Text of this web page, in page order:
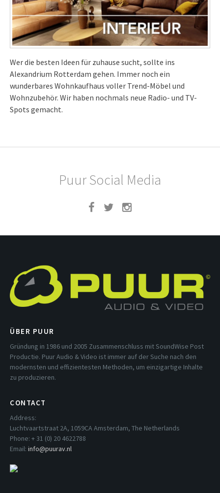
Wer die besten Ideen für zuhause sucht, sollte ins
Alexandrium Rotterdam gehen. Immer noch ein
wunderbares Wohnkaufhaus voller Trend-Möbel und
Wohnzubehör. Wir haben nochmals neue Radio- und TV-
Spots gemacht.
Puur Social Media
ÜBER PUUR
Gründung in 1986 und 2005 Zusammenschluss mit SoundWise Post
Productie. Puur Audio & Video ist immer auf der Suche nach den
modernsten und effizientesten Methoden, um einzigartige Inhalte
zu produzieren.
CONTACT
Address:
Luchtvaartstraat 2A, 1059CA Amsterdam, The Netherlands
Phone: + 31 (0) 20 4622788
Email: info@puurav.nl